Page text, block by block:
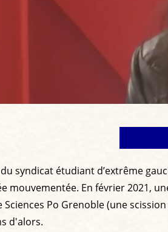
syndicat étudiant d’extrême
mouvementée. En février 2021,
Po Grenoble (une
d'alors.